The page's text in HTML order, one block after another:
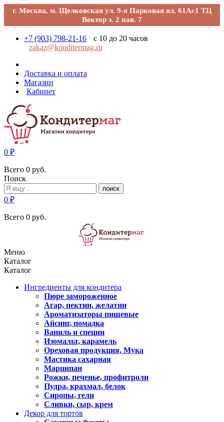
г. Москва, м. Щелковская ул. 9-я Парковая вл. 61Ас1 ТЦ
Вектор э. 2 пав. 7
+7 (903) 798-21-16
с 10 до 20 часов
zakaz@konditermag.ru
Доставка и оплата
Магазин
Кабинет
0 ₽
Всего 0 руб.
Поиск
поиск
0 ₽
Всего 0 руб.
Меню
Каталог
Каталог
Ингредиенты для кондитера
Пюре замороженное
Агар, пектин, желатин
Ароматизаторы пищевые
Айсинг, помадка
Ваниль и специи
Изомальт, карамель
Ореховая продукция, Мука
Мастика сахарная
Марципан
Рожки, печенье, профитроли
Пудра, крахмал, белок
Сиропы, гели
Сливки, сыр, крем
Декор для тортов